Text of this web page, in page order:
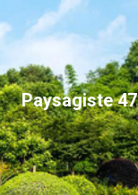
Paysagiste 47